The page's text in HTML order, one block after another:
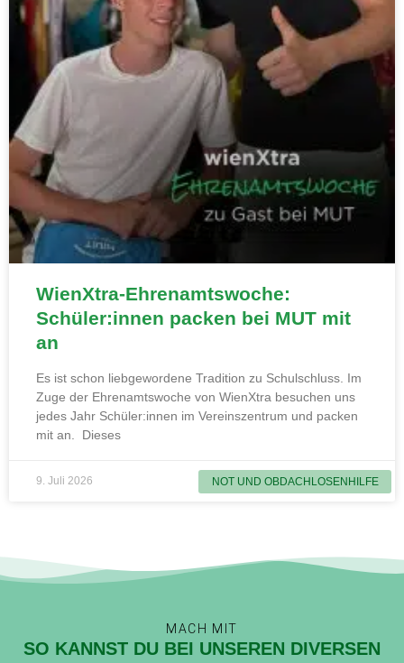
NOT UND OBDACHLOSENHILFE
WienXtra-Ehrenamtswoche:
Schüler:innen packen bei MUT mit
an
Es ist schon liebgewordene Tradition zu Schulschluss. Im
Zuge der Ehrenamtswoche von WienXtra besuchen uns
jedes Jahr Schüler:innen im Vereinszentrum und packen
mit an. Dieses
9. Juli 2026
MACH MIT
SO KANNST DU BEI UNSEREN DIVERSEN